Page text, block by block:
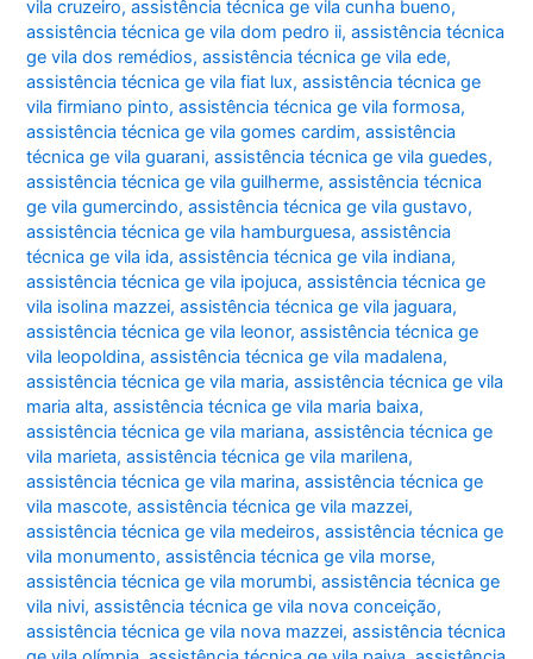
vila cruzeiro,assistência técnica ge vila cunha bueno,
assistência técnica ge vila dom pedro ii,assistência técnica
ge vila dos remédios,assistência técnica ge vila ede,
assistência técnica ge vila fiat lux,assistência técnica ge
vila firmiano pinto,assistência técnica ge vila formosa,
assistência técnica ge vila gomes cardim,assistência
técnica ge vila guarani,assistência técnica ge vila guedes,
assistência técnica ge vila guilherme,assistência técnica
ge vila gumercindo,assistência técnica ge vila gustavo,
assistência técnica ge vila hamburguesa,assistência
técnica ge vila ida,assistência técnica ge vila indiana,
assistência técnica ge vila ipojuca,assistência técnica ge
vila isolina mazzei,assistência técnica ge vila jaguara,
assistência técnica ge vila leonor,assistência técnica ge
vila leopoldina,assistência técnica ge vila madalena,
assistência técnica ge vila maria,assistência técnica ge vila
maria alta,assistência técnica ge vila maria baixa,
assistência técnica ge vila mariana,assistência técnica ge
vila marieta,assistência técnica ge vila marilena,
assistência técnica ge vila marina,assistência técnica ge
vila mascote,assistência técnica ge vila mazzei,
assistência técnica ge vila medeiros,assistência técnica ge
vila monumento,assistência técnica ge vila morse,
assistência técnica ge vila morumbi,assistência técnica ge
vila nivi,assistência técnica ge vila nova conceição,
assistência técnica ge vila nova mazzei,assistência técnica